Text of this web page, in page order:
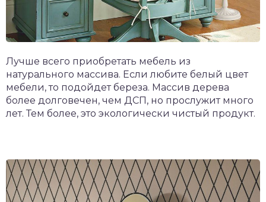
Лучше всего приобретать мебель из
натурального массива. Если любите белый цвет
мебели, то подойдет береза. Массив дерева
более долговечен, чем ДСП, но прослужит много
лет. Тем более, это экологически чистый продукт.